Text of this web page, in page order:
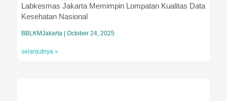
Labkesmas Jakarta Memimpin Lompatan Kualitas Data
Kesehatan Nasional
BBLKMJakarta October 24, 2025
selanjutnya »